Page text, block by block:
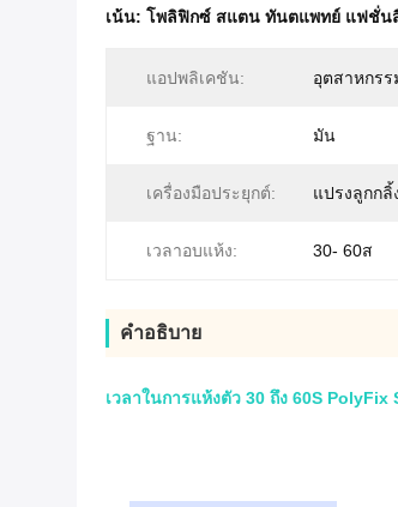
เน้น: โพลิฟิกซ์ สแตน ทันตแพทย์ แฟชั่
แอปพลิเคชัน: อุตสาหกร
ฐาน: มัน
เครื่องมือประยุกต์: แปรงลูกกลิ้
เวลาอบแห้ง: 30- 60ส
คําอธิบาย
เวลาในการแห้งตัว 30 ถึง 60S